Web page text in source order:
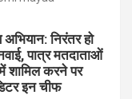
निरंतर हो
पात्र मतदाताओं
में शामिल करने पर
इन चीफ